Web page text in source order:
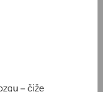
– čiže